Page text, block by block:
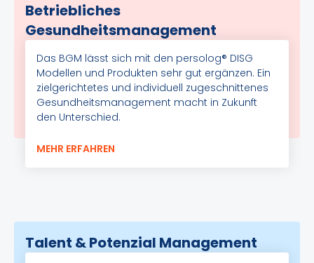
Betriebliches
Gesundheitsmanagement
Das BGM lässt sich mit den persolog® DISG
Modellen und Produkten sehr gut ergänzen. Ein
zielgerichtetes und individuell zugeschnittenes
Gesundheitsmanagement macht in Zukunft
den Unterschied.
MEHR ERFAHREN
Talent & Potenzial Management